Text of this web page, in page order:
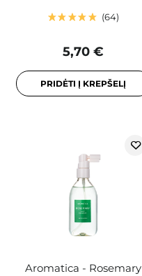
64
5,70 €
PRIDĖTI Į KREPŠELĮ
Aromatica - Rosemary